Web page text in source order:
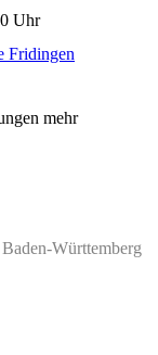
Uhr
Fridingen
mehr
Württemberg